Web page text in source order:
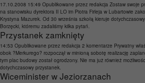
17.10.2008 15:49 Opublikowane przez redakcja Zostaw swoje
na stanowisku dyrektora II LO im Piotra Firleja w Lubartowie
Krystyna Mazurek. Od 30 września szkołą kieruje
Borzęcki, któremu zadaliśmy kilka pytań.
Przystanek zamknięty
14:53 Opublikowane przez redakcja 2 komentarze Prywatny
obok ?Merkurego? rozpoczął w minioną sobotę realizację
tym plac budowy został ogrodzony. Nie ma już również
dotychczasowy przystanek.
Wiceminister w Jeziorzanach